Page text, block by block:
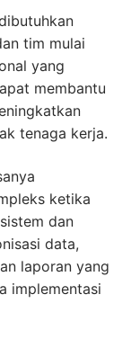
tim mulai
yang
membantu
tenaga kerja.
ketika
dan
data,
laporan yang
implementasi